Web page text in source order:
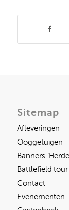
Sitemap
Afleveringen
Ooggetuigen
Banners
Battlefield
Contact
Evenementen